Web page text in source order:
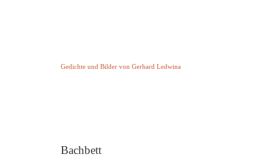
Gedichte und Bilder von Gerhard Ledwina
Bachbett